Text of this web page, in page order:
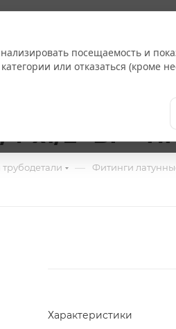
2" ВР -
— Фитинги
Характеристики
посещаемость и
или отказаться (кроме